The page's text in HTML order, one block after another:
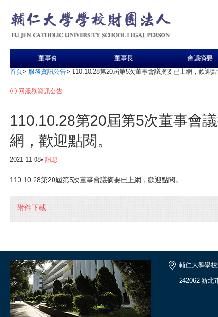
董事會 董事長 會議摘要
首頁> 服務資訊公告> 110.10.28第20屆第5次董事會議摘要已上網，歡迎
回服務資訊公告
110.10.28第20屆第5次董事會
網，歡迎點閱。
2021-11-08• 訊息
110.10.28第20屆第5次董事會議摘要已上網，歡迎點閱。
附件下載
輔仁大學學
242062 新北